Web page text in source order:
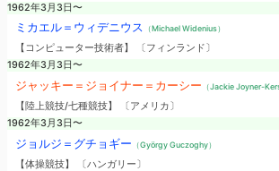
1962年3月3日〜
ミカエル＝ウィデニウス （Michael Widenius）
【コンピューター技術者】 〔フィンランド〕
1962年3月3日〜
ジャッキー＝ジョイナー＝カーシー （Jackie Joyner-
【陸上競技/七種競技】 〔アメリカ〕
1962年3月3日〜
ジョルジ＝グチョギー （György Guczoghy）
【体操競技】 〔ハンガリー〕